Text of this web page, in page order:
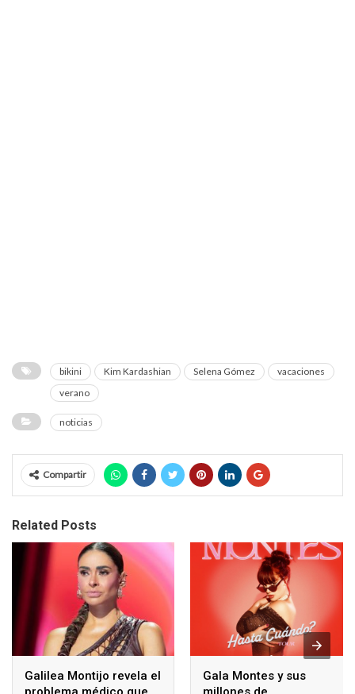
bikini Kim Kardashian Selena Gómez
vacaciones
verano
noticias
Compartir
Related Posts
Galilea Montijo revela el
Gala Montes y sus